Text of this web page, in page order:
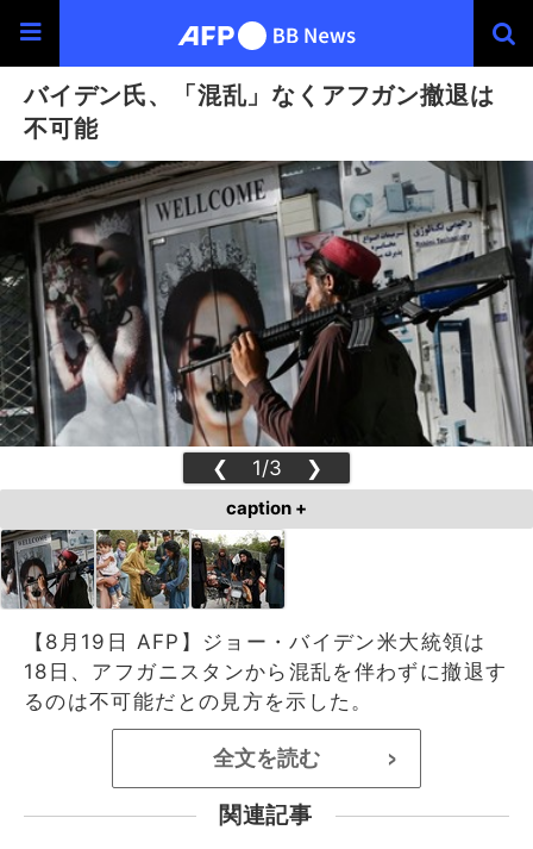
バイデン氏、「混乱」なくアフガン撤退は
不可能
❮ 1/3 ❯
caption +
【8月19日 AFP】ジョー・バイデン米大統領は
18日、アフガニスタンから混乱を伴わずに撤退す
るのは不可能だとの見方を示した。
全文を読む >
関連記事